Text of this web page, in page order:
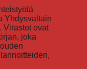
Yhdysvaltain
Virastot ovat
joka